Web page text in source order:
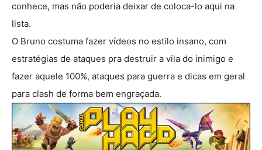
conhece, mas não poderia deixar de coloca-lo aqui na
lista.
O Bruno costuma fazer vídeos no estilo insano, com
estratégias de ataques pra destruir a vila do inimigo e
fazer aquele 100%, ataques para guerra e dicas em geral
para clash de forma bem engraçada.